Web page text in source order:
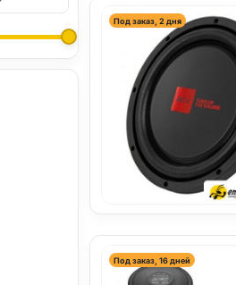
Под заказ, 2 дня
Под заказ, 16 дней